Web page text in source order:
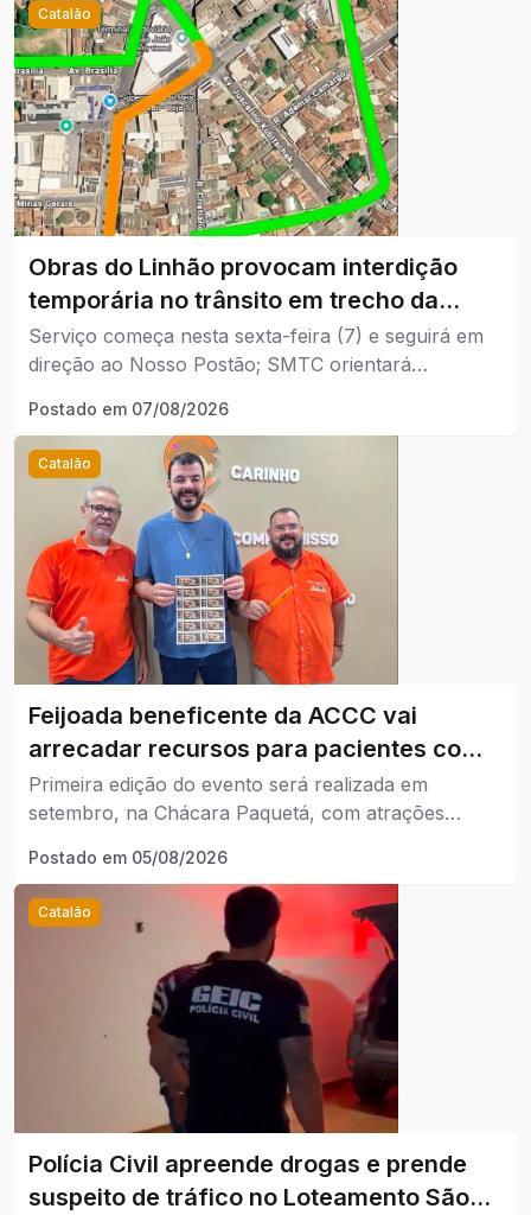
Catalão
Obras do Linhão provocam interdição
temporária no trânsito em trecho da
Avenida Lamartine.
Serviço começa nesta sexta-feira (7) e seguirá em
direção ao Nosso Postão; SMTC orientará
Postado em 07/08/2026
Catalão
Feijoada beneficente da ACCC vai
arrecadar recursos para pacientes com
câncer em Catalão.
Primeira edição do evento será realizada em
setembro, na Chácara Paquetá, com atrações
Postado em 05/08/2026
Catalão
Polícia Civil apreende drogas e prende
suspeito de tráfico no Loteamento São